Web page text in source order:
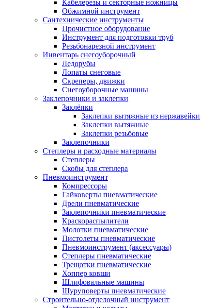
Кабелерезы и секторные ножницы
Обжимной инструмент
Сантехнические инструменты
Прочистное оборудование
Инструмент для подготовки труб
Резьбонарезной инструмент
Инвентарь снегоуборочный
Ледорубы
Лопаты снеговые
Скреперы, движки
Снегоуборочные машины
Заклепочники и заклепки
Заклёпки
Заклепки вытяжные из нержавейки
Заклепки вытяжные
Заклепки резьбовые
Заклепочники
Степлеры и расходные материалы
Степлеры
Скобы для степлера
Пневмоинструмент
Компрессоры
Гайковерты пневматические
Дрели пневматические
Заклепочники пневматические
Краскораспылители
Молотки пневматические
Пистолеты пневматические
Пневмоинструмент (аксессуары)
Степлеры пневматические
Трещотки пневматические
Хоппер ковши
Шлифовальные машины
Шуруповерты пневматические
Строительно-отделочный инструмент